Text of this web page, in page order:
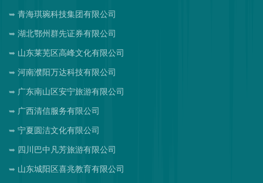
青海琪琬科技集团有限公司
湖北鄂州群先证券有限公司
山东莱芜区高峰文化有限公司
河南濮阳万达科技有限公司
广东南山区安宁旅游有限公司
广西清信服务有限公司
宁夏圆洁文化有限公司
四川巴中凡芳旅游有限公司
山东城阳区喜兆教育有限公司